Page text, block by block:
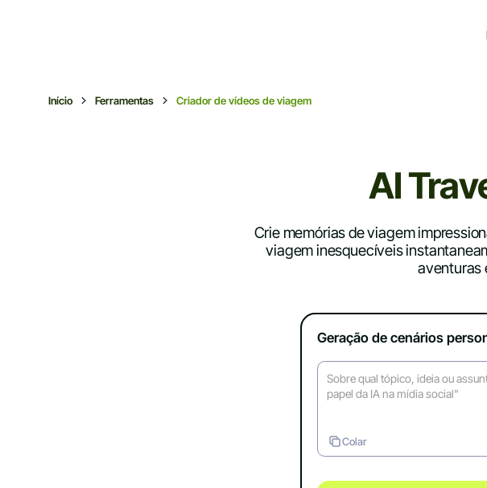
Início Ferramentas Criador de vídeos de viagem
AI
Crie memórias de viagem
viagem inesquecíveis
aventuras
Geração de cenários
Colar